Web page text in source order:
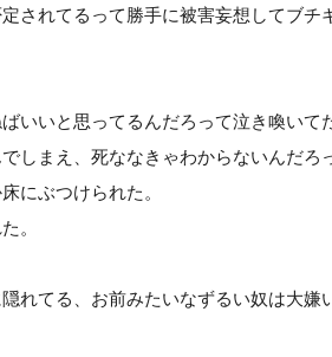
されてるって勝手に被害妄想してブチ
いいと思ってるんだろって泣き喚いて
しまえ、死ななきゃわからないんだろ
にぶつけられた。
。
れてる、お前みたいなずるい奴は大嫌